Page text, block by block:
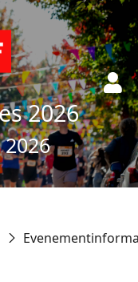
2026